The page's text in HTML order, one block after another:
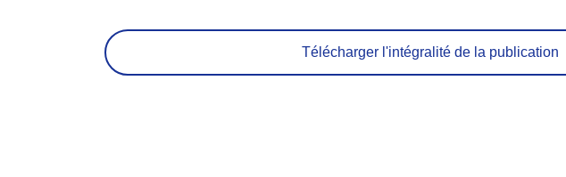
Télécharger l'intégralité de la publication